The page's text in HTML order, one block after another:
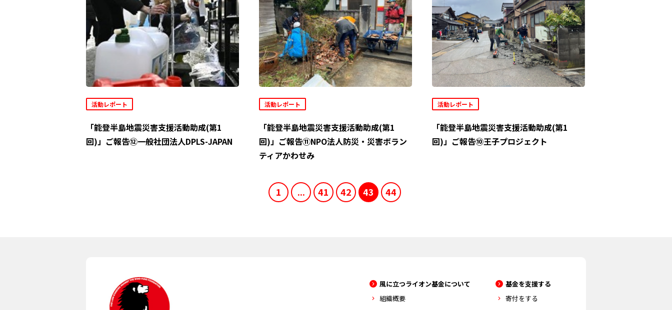
活動レポート
「能登半島地震災害支援活動助成(第1
回)」ご報告⑫一般社団法人DPLS-JAPAN
活動レポート
「能登半島地震災害支援活動助成(第1
回)」ご報告⑪NPO法人防災・災害ボラン
ティアかわせみ
活動レポート
「能登半島地震災害支援活動助成(第1
回)」ご報告⑩王子プロジェクト
1 ... 41 42 43 44
風に立つライオン基金について
組織概要
基金を支援する
寄付をする